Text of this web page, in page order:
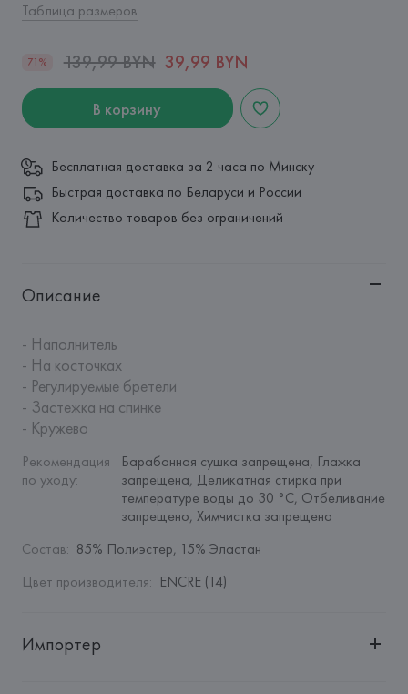
Таблица размеров
71% 139,99 BYN 39,99 BYN
В корзину
Бесплатная доставка за 2 часа по Минску
Быстрая доставка по Беларуси и России
Количество товаров без ограничений
Описание
- Наполнитель
- На косточках
- Регулируемые бретели
- Застежка на спинке
- Кружево
Рекомендация
по уходу:
Барабанная сушка запрещена, Глажка
запрещена, Деликатная стирка при
температуре воды до 30 °C, Отбеливание
запрещено, Химчистка запрещена
Состав: 85% Полиэстер, 15% Эластан
Цвет производителя: ENCRE (14)
Импортер